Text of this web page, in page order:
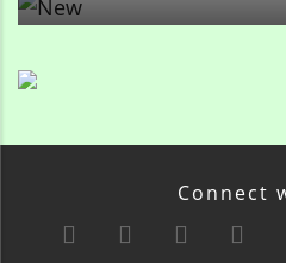
Connect